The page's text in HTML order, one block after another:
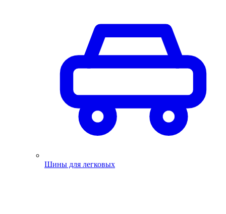
Шины для легковых